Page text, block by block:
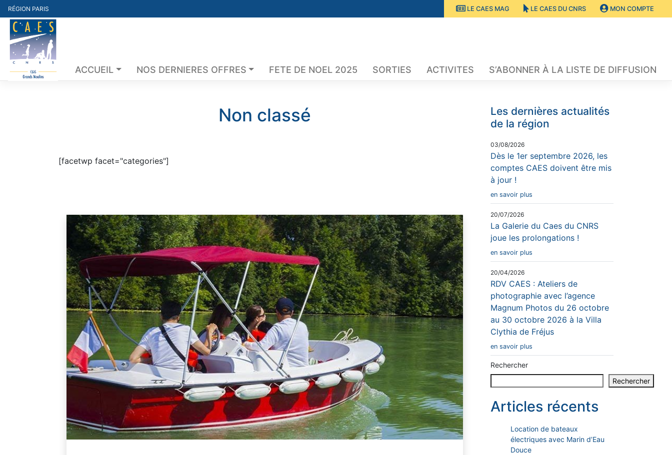
Skip
to
content
RÉGION PARIS LE CAES MAG LE CAES DU CNRS MON COMPTE
ACCUEIL NOS DERNIERES OFFRES FETE DE NOEL 2025 SORTIES ACTIVITES S’ABONNER À LA LISTE DE DIFFUSION
Non classé
[facetwp facet="categories"]
Les dernières actualités
de la région
03/08/2026
Dès le 1er septembre 2026, les
comptes CAES doivent être mis
à jour !
en savoir plus
20/07/2026
La Galerie du Caes du CNRS
joue les prolongations !
en savoir plus
20/04/2026
RDV CAES : Ateliers de
photographie avec l’agence
Magnum Photos du 26 octobre
au 30 octobre 2026 à la Villa
Clythia de Fréjus
en savoir plus
Rechercher
Rechercher
Articles récents
Location de bateaux
électriques avec Marin d’Eau
Douce